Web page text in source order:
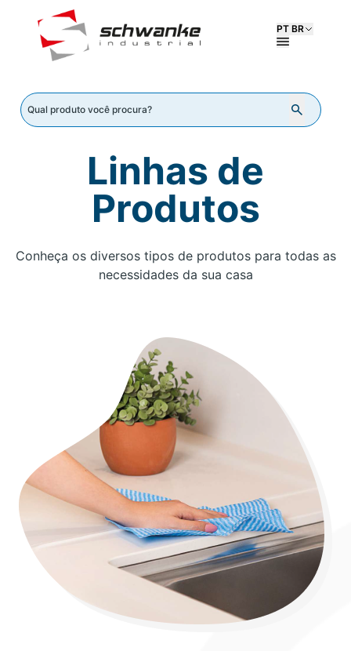
PT BR
Linhas de
Produtos
Conheça os diversos tipos de produtos para todas as
necessidades da sua casa